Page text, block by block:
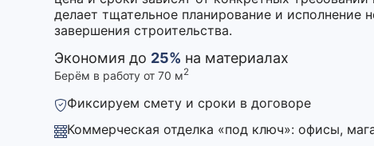
делает тщательное планирование и исполнение
завершения строительства.
Экономия до 25% на материалах
Берём в работу от 70 м2
Фиксируем смету и сроки в договоре
Коммерческая отделка «под ключ»: офисы,